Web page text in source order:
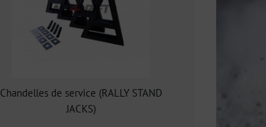
Chandelles de service (RALLY STAND
JACKS)